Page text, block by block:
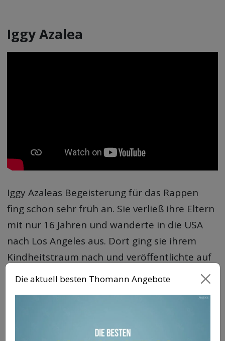
Iggy Azalea
Iggy Azaleas Begeisterung für das Rappen
fing schon sehr früh an. Sie verließ ihre Eltern
mit nur 16 Jahren und wanderte in die USA
nach Los Angeles aus. Dort ging sie ihrem
Kindheitstraum nach und veröffentlichte auf
ihrem YouTube-Kanal „Pu$$y“ und „My
It“ mit Rapper Tyga sowie ihr drittes und
Die aktuell besten Thomann Angebote